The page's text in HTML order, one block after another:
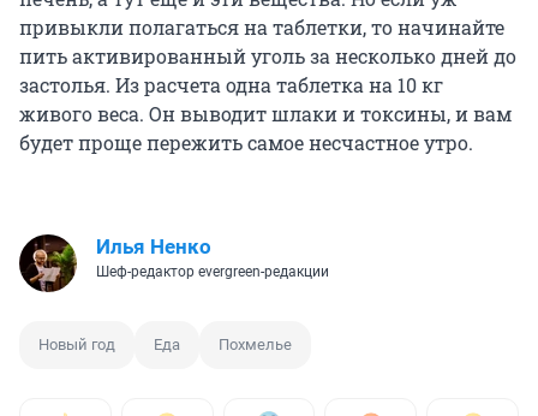
привыкли полагаться на таблетки, то начинайте
пить активированный уголь за несколько дней до
застолья. Из расчета одна таблетка на 10 кг
живого веса. Он выводит шлаки и токсины, и вам
будет проще пережить самое несчастное утро.
Илья Ненко
Шеф-редактор evergreen-редакции
Новый год Еда Похмелье